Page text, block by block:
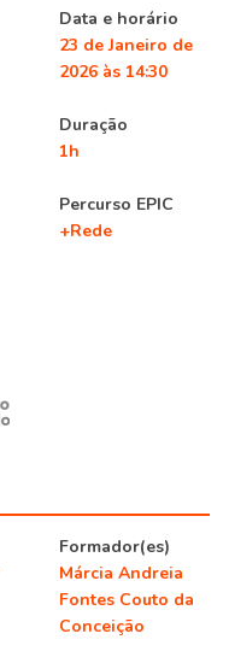
Data e horário
23 de Janeiro de
2026 às 14:30
Duração
1h
Percurso EPIC
+Rede
Formador(es)
Márcia Andreia
Fontes Couto da
Conceição